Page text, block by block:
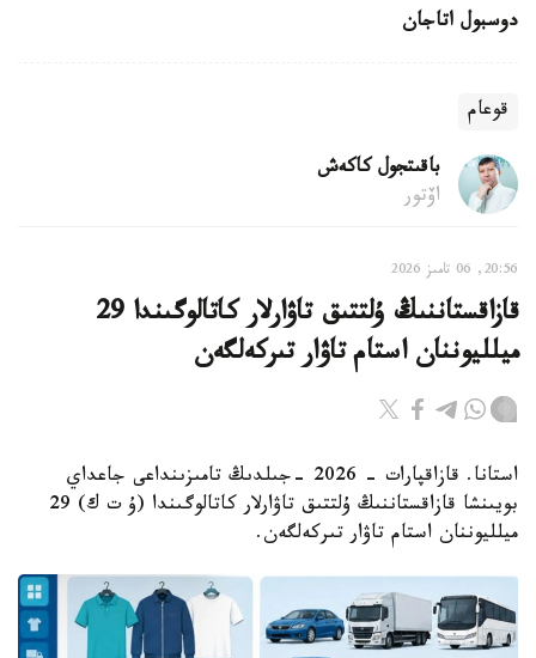
دوسبول اتاجان
قوعام
باقىتجول كاكەش
اۆتور
20:56, 06 تامىز 2026
قازاقستاننىڭ ۇلتتىق تاۋارلار كاتالوگىندا 29
ميلليوننان استام تاۋار تىركەلگەن
استانا. قازاقپارات - 2026 -جىلدىڭ تامىزىنداعى جاعداي
بويىنشا قازاقستاننىڭ ۇلتتىق تاۋارلار كاتالوگىندا (ۇ ت ك) 29
ميلليوننان استام تاۋار تىركەلگەن.